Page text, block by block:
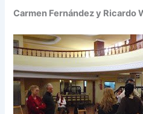
Carmen Fernández y Ricardo